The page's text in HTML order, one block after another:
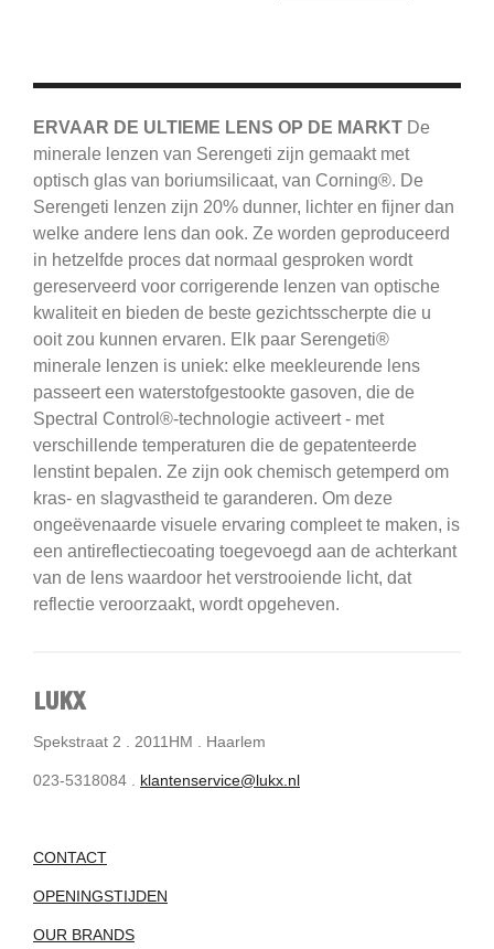
ERVAAR DE ULTIEME LENS OP DE MARKT De
minerale lenzen van Serengeti zijn gemaakt met
optisch glas van boriumsilicaat, van Corning®. De
Serengeti lenzen zijn 20% dunner, lichter en fijner dan
welke andere lens dan ook. Ze worden geproduceerd
in hetzelfde proces dat normaal gesproken wordt
gereserveerd voor corrigerende lenzen van optische
kwaliteit en bieden de beste gezichtsscherpte die u
ooit zou kunnen ervaren. Elk paar Serengeti®
minerale lenzen is uniek: elke meekleurende lens
passeert een waterstofgestookte gasoven, die de
Spectral Control®-technologie activeert - met
verschillende temperaturen die de gepatenteerde
lenstint bepalen. Ze zijn ook chemisch getemperd om
kras- en slagvastheid te garanderen. Om deze
ongeëvenaarde visuele ervaring compleet te maken, is
een antireflectiecoating toegevoegd aan de achterkant
van de lens waardoor het verstrooiende licht, dat
reflectie veroorzaakt, wordt opgeheven.
LUKX
Spekstraat 2 . 2011HM . Haarlem
023-5318084 . klantenservice@lukx.nl
CONTACT
OPENINGSTIJDEN
OUR BRANDS